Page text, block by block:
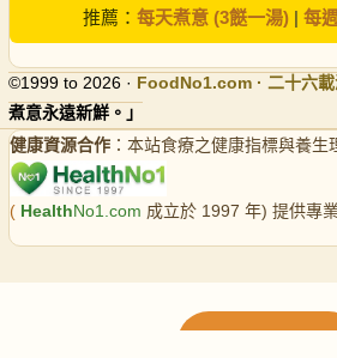
推薦： 每天煮意 (3餸一湯)| 每
©1999 to 2026 · FoodNo1.com · 二十六
煮意永遠新鮮。」
健康資源合作 ：本站食療之健康指標與養生
( HealthNo1.com 成立於 1997 年) 提供專